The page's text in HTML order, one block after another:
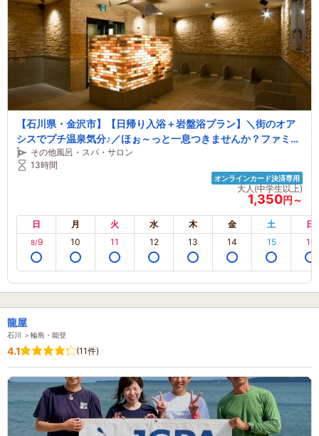
【石川県・金沢市】【日帰り入浴＋岩盤浴プラン】＼街のオア
シスでプチ温泉気分♪／ほぉ～っと一息つきませんか？ファミリ
ー・カップル・女性にもおすすめ♪兼六園から車で約10分♪
その他風呂・スパ・サロン
13時間
オンラインカード決済専用
大人(中学生以上)
1,350円～
日 月 火 水 木 金 土 日
8/9 10 11 12 13 14 15 16
龍屋
石川 ＞輪島・能登
4.1 (11件)